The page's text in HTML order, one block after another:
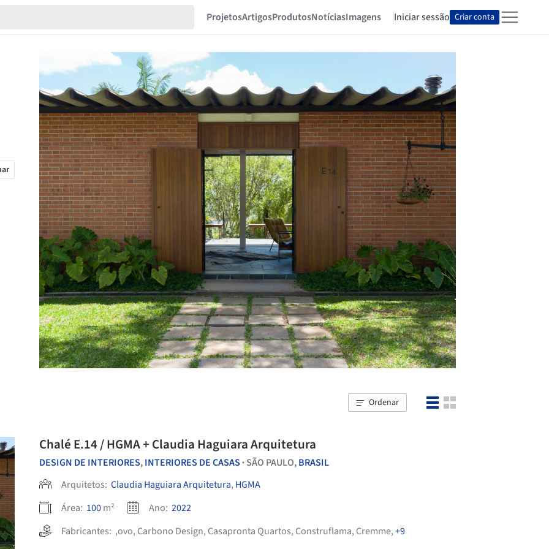
ProjetosArtigosProdutosNotíciasImagens Iniciar sessão Criar conta
Ordenar
Chalé E.14 / HGMA + Claudia Haguiara Arquitetura
DESIGN DE INTERIORES,INTERIORES DE CASAS • SÃO PAULO,BRASIL
Arquitetos: Claudia Haguiara Arquitetura, HGMA
Área: 100m² Ano: 2022
Fabricantes: ,ovo, Carbono Design, Casapronta Quartos, Construflama, Cremme,+9